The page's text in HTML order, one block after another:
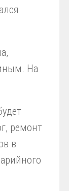
На
ремонт
в